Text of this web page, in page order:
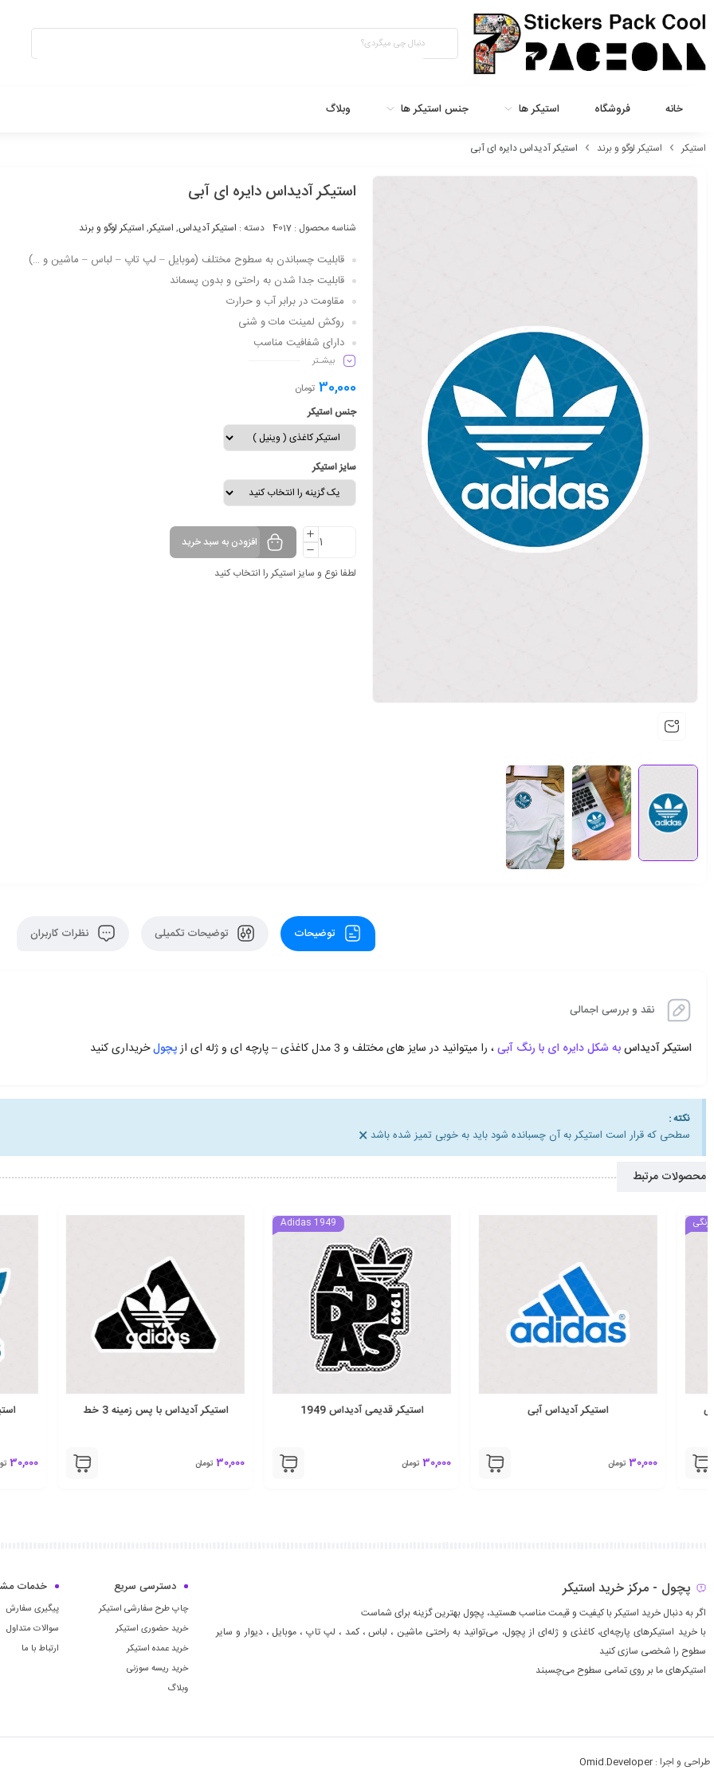
خانه فروشگاه استیکر ها جنس استیکر ها وبلاگ
استیکر استیکر لوگو و برند استیکر آدیداس دایره ای آبی
استیکر آدیداس دایره ای آبی
شناسه محصول :4017 دسته : استیکر آدیداس, استیکر, استیکر لوگو و برند
قابلیت چسباندن به سطوح مختلف (موبایل – لپ تاپ – لباس – ماشین و …)
قابلیت جدا شدن به راحتی و بدون پسماند
مقاومت در برابر آب و حرارت
روکش لمینت مات و شنی
دارای شفافیت مناسب
ماندگاری طولانی مدت
بیشـتر
30,000 تومان
جنس استیکر
سایز استیکر
افزودن به سبد خرید
لطفا نوع و سایز استیکر را انتخاب کنید
توضیحات توضیحات تکمیلی نظرات کاربران
نقد و بررسی اجمالی
استیکر آدیداسبه شکل دایره ای با رنگ آبی، را میتوانید در سایز های مختلف و 3 مدل کاغذی – پارچه ای و ژله ای از پچولخریداری کنید
نکته :
سطحی که قرار است استیکر به آن چسبانده شود باید به خوبی تمیز شده باشد ×
محصولات مرتبط
استیکر آدیداس آبی
30,000 تومان
استیکر قدیمی آدیداس 1949
30,000 تومان
استیکر آدیداس با پس زمینه 3 خط
30,000 تومان
استیکر
30,000 تومان
پچول - مرکز خرید استیکر
اگر به دنبال خرید استیکر با کیفیت و قیمت مناسب هستید، پچول بهترین گزینه برای شماست
با خرید استیکرهای پارچه‌ای، کاغذی و ژله‌ای از پچول، می‌توانید به راحتی ماشين ، لباس ، كمد ، لپ تاپ ، موبايل ، ديوار و سایر
سطوح را شخصی سازی کنید
استیکرهای ما بر روی تمامی سطوح می‌چسبند
دسترسی سریع
چاپ طرح سفارشی استیکر
خرید حضوری استیکر
خرید عمده استیکر
خرید ریسه سوزنی
وبلاگ
خدمات
پیگیری سفارش
سوالات متداول
ارتباط با ما
طراحی و اجرا : Omid.Developer